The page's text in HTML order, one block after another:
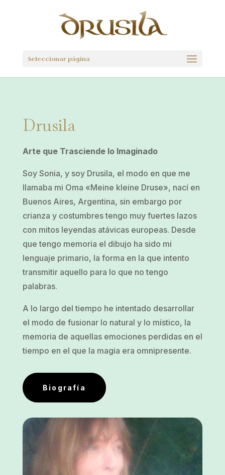
Seleccionar página
Drusila
Arte que Trasciende lo Imaginado
Soy Sonia, y soy Drusila, el modo en que me
llamaba mi Oma «Meine kleine Druse», nací en
Buenos Aires, Argentina, sin embargo por
crianza y costumbres tengo muy fuertes lazos
con mitos leyendas atávicas europeas. Desde
que tengo memoria el dibujo ha sido mi
lenguaje primario, la forma en la que intento
transmitir aquello para lo que no tengo
palabras.
A lo largo del tiempo he intentado desarrollar
el modo de fusionar lo natural y lo místico, la
memoria de aquellas emociones perdidas en el
tiempo en el que la magia era omnipresente.
Biografía